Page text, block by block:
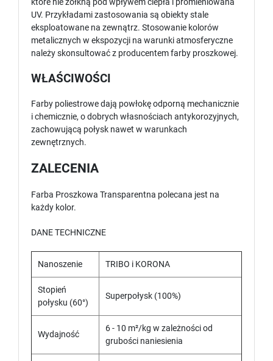
UV. Przykładami zastosowania są obiekty stale
eksploatowane na zewnątrz. Stosowanie kolorów
metalicznych w ekspozycji na warunki atmosferyczne
należy skonsultować z producentem farby proszkowej.
WŁAŚCIWOŚCI
Farby poliestrowe dają powłokę odporną mechanicznie
i chemicznie, o dobrych własnościach antykorozyjnych,
zachowującą połysk nawet w warunkach
zewnętrznych.
ZALECENIA
Farba Proszkowa Transparentna polecana jest na
każdy kolor.
DANE TECHNICZNE
Nanoszenie TRIBO i KORONA
Stopień
połysku (60°)
Superpołysk (100%)
Wydajność
6 - 10 m²/kg w zależności od
grubości naniesienia